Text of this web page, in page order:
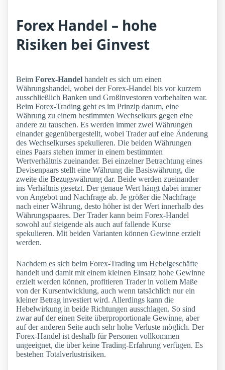
Forex Handel – hohe
Risiken bei Ginvest
Beim Forex-Handel handelt es sich um einen
Währungshandel, wobei der Forex-Handel bis vor kurzem
ausschließlich Banken und Großinvestoren vorbehalten war.
Beim Forex-Trading geht es im Prinzip darum, eine
Währung zu einem bestimmten Wechselkurs gegen eine
andere zu tauschen. Es werden immer zwei Währungen
einander gegenübergestellt, wobei Trader auf eine Änderung
des Wechselkurses spekulieren. Die beiden Währungen
eines Paars stehen immer in einem bestimmten
Wertverhältnis zueinander. Bei einzelner Betrachtung eines
Devisenpaars stellt eine Währung die Basiswährung, die
zweite die Bezugswährung dar. Beide werden zueinander
ins Verhältnis gesetzt. Der genaue Wert hängt dabei immer
von Angebot und Nachfrage ab. Je größer die Nachfrage
nach einer Währung, desto höher ist der Wert innerhalb des
Währungspaares. Der Trader kann beim Forex-Handel
sowohl auf steigende als auch auf fallende Kurse
spekulieren. Mit beiden Varianten können Gewinne erzielt
werden.
Nachdem es sich beim Forex-Trading um Hebelgeschäfte
handelt und damit mit einem kleinen Einsatz hohe Gewinne
erzielt werden können, profitieren Trader in vollem Maße
von der Kursentwicklung, auch wenn tatsächlich nur ein
kleiner Betrag investiert wird. Allerdings kann die
Hebelwirkung in beide Richtungen ausschlagen. So sind
zwar auf der einen Seite überproportionale Gewinne, aber
auf der anderen Seite auch sehr hohe Verluste möglich. Der
Forex-Handel ist deshalb für Personen vollkommen
ungeeignet, die über keine Trading-Erfahrung verfügen. Es
bestehen Totalverlustrisiken.